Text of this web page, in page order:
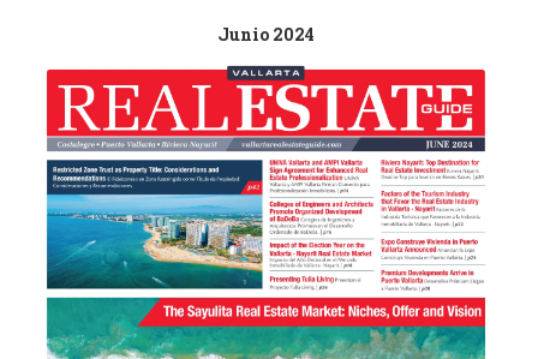
Junio 2024